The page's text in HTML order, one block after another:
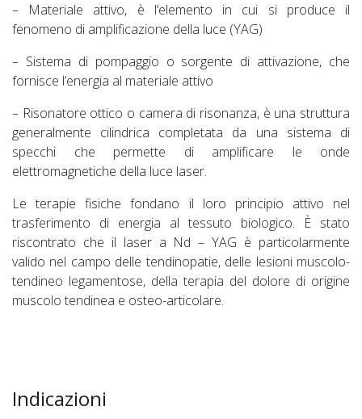
– Materiale attivo, è l’elemento in cui si produce il
fenomeno di amplificazione della luce (YAG)
– Sistema di pompaggio o sorgente di attivazione, che
fornisce l’energia al materiale attivo
– Risonatore ottico o camera di risonanza, è una struttura
generalmente cilindrica completata da una sistema di
specchi che permette di amplificare le onde
elettromagnetiche della luce laser.
Le terapie fisiche fondano il loro principio attivo nel
trasferimento di energia al tessuto biologico. È stato
riscontrato che il laser a Nd – YAG è particolarmente
valido nel campo delle tendinopatie, delle lesioni muscolo-
tendineo legamentose, della terapia del dolore di origine
muscolo tendinea e osteo-articolare.
Indicazioni